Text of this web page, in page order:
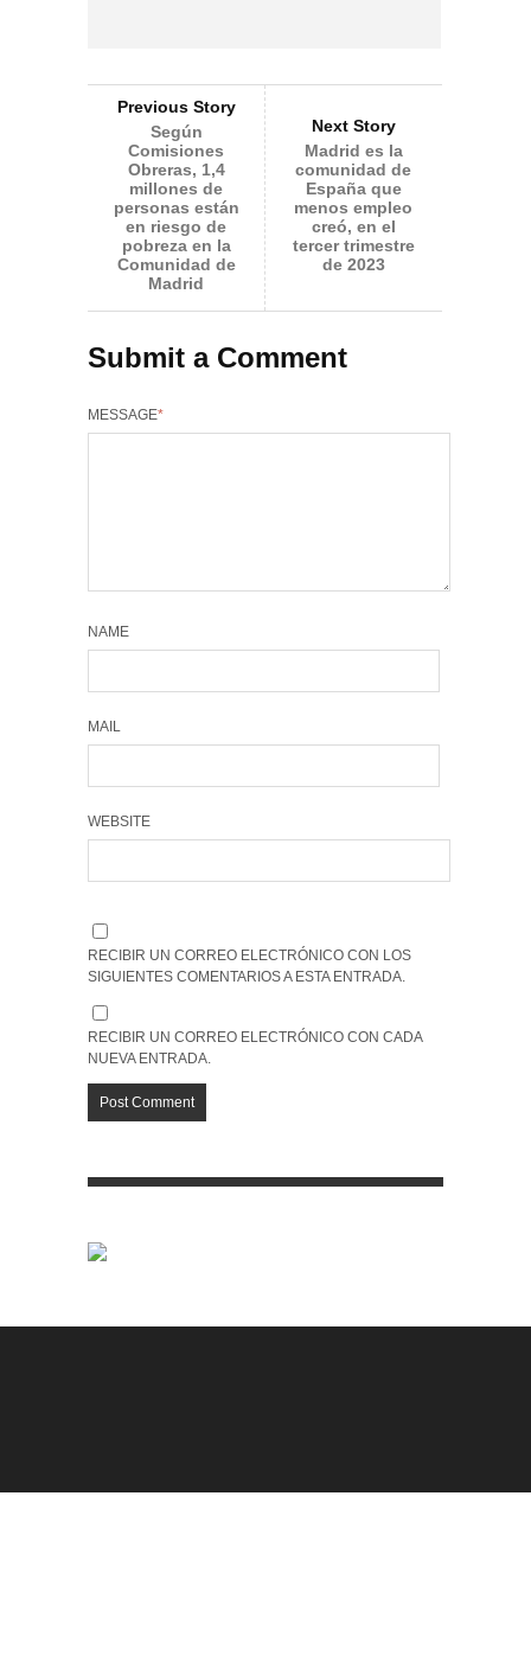
Previous Story
Según
Comisiones
Obreras, 1,4
millones de
personas están
en riesgo de
pobreza en la
Comunidad de
Madrid
Next Story
Madrid es la
comunidad de
España que
menos empleo
creó, en el
tercer trimestre
de 2023
Submit a Comment
MESSAGE*
NAME
MAIL
WEBSITE
RECIBIR UN CORREO ELECTRÓNICO CON LOS
SIGUIENTES COMENTARIOS A ESTA ENTRADA.
RECIBIR UN CORREO ELECTRÓNICO CON CADA
NUEVA ENTRADA.